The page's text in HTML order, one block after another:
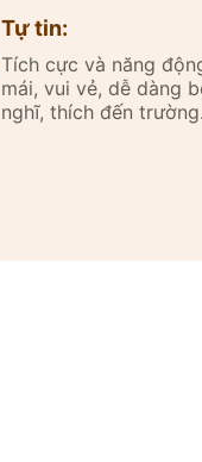
Tự tin:
Tích cực và năng
mái, vui vẻ, dễ dàng
nghĩ, thích đến trường.